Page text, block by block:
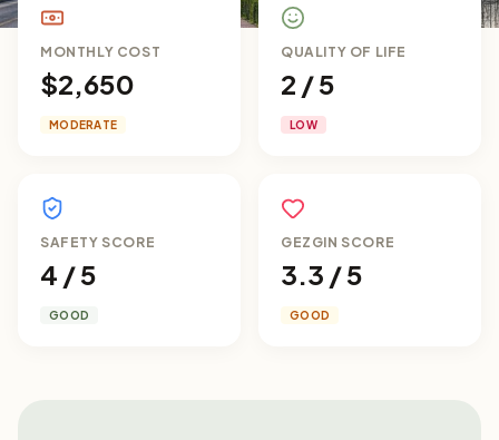
MONTHLY COST
$2,650
MODERATE
QUALITY OF LIFE
2 / 5
LOW
SAFETY SCORE
4 / 5
GOOD
GEZGIN SCORE
3.3 / 5
GOOD